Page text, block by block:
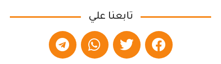
تابعنا علي